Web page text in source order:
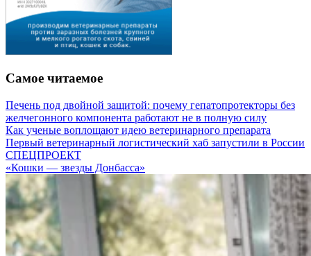
Самое читаемое
Печень под двойной защитой: почему гепатопротекторы без
желчегонного компонента работают не в полную силу
Как ученые воплощают идею ветеринарного препарата
Первый ветеринарный логистический хаб запустили в России
СПЕЦПРОЕКТ
«Кошки — звезды Донбасса»